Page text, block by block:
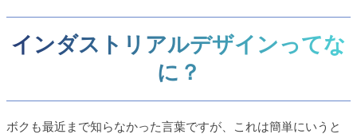
インダストリアルデザインってな
に？
ボクも最近まで知らなかった言葉ですが、これは簡単にいうと